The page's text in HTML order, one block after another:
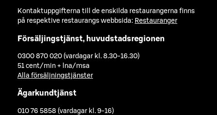
Kontaktuppgifterna till de enskilda restaurangerna finns
på respektive restaurangs webbsida: Restauranger
Försäljingstjänst, huvudstadsregionen
0300 870 020 (vardagar kl. 8.30-16.30)
51 cent/min + lna/msa
Alla försäljningstjänster
Ägarkundtjänst
010 76 5858 (vardagar kl. 9-16)